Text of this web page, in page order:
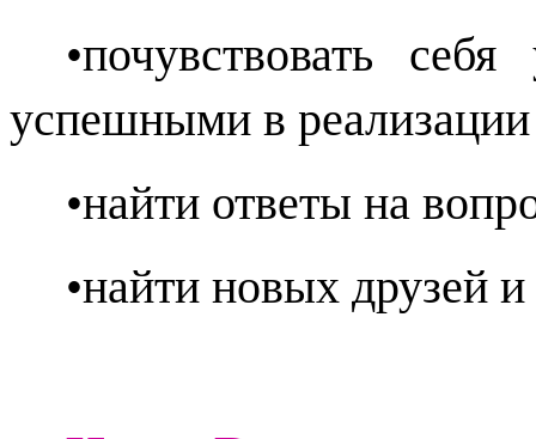
•почувствовать
успешными в реализации
•найти ответы на
•найти новых друзей